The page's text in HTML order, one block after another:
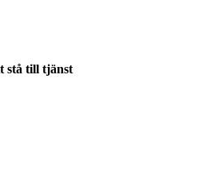
stå till tjänst